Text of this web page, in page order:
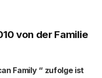
von der Familie
Family “ zufolge ist